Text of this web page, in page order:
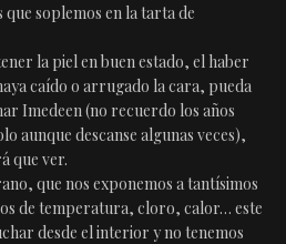
que soplemos en la tarta de
la piel en buen estado, el haber
caído o arrugado la cara, pueda
Imedeen (no recuerdo los años
aunque descanse algunas veces),
que ver.
que nos exponemos a tantísimos
de temperatura, cloro, calor… este
desde el interior y no tenemos